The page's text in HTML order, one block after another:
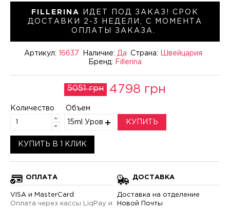
FILLERINA
ИДЕТ ПОД ЗАКАЗ! СРОК
ДОСТАВКИ 2-3 НЕДЕЛИ, С МОМЕНТА
ОПЛАТЫ ЗАКАЗА.
Артикул: 16637 Наличие: Да Страна:
Швейцария
Бренд:
Fillerina
5051 грн 4798 грн
Количество Объем
15ml Уровень 3 КУПИТЬ
КУПИТЬ В 1 КЛИК
ОПЛАТА
VISA и MasterCard
Оплата через кассы LiqPay и
ДОСТАВКА
Доставка на отделение
Новой Почты